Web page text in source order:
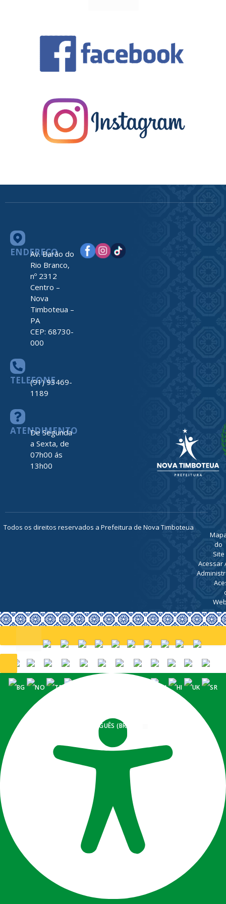
ENDEREÇO
Av. Barão do
Rio Branco,
nº 2312
Centro –
Nova
Timboteua –
PA
CEP: 68730-
000
TELEFONE
(91) 93469-
1189
ATENDIMENTO
De Segunda
a Sexta, de
07h00 ás
13h00
Todos os direitos reservados a Prefeitura de Nova Timboteua
do
Site
Acessar
PORTUGUÊS (BRASIL)